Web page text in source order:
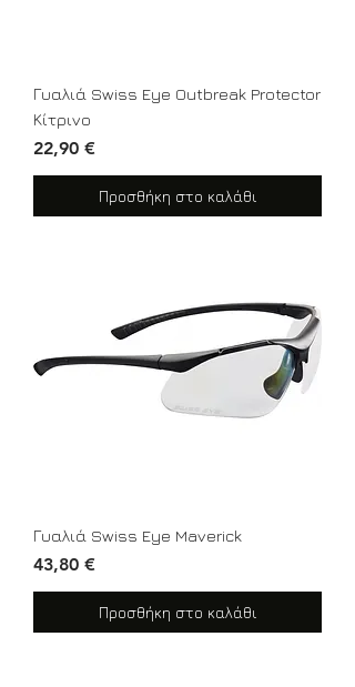
Γυαλιά Swiss Eye Outbreak Protector
Κίτρινο
Τιμή
22,90 €
Προσθήκη στο καλάθι
Γυαλιά Swiss Eye Maverick
Τιμή
43,80 €
Προσθήκη στο καλάθι